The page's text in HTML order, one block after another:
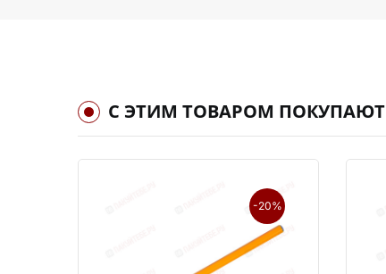
С ЭТИМ ТОВАРОМ ПОКУПАЮТ
-20%